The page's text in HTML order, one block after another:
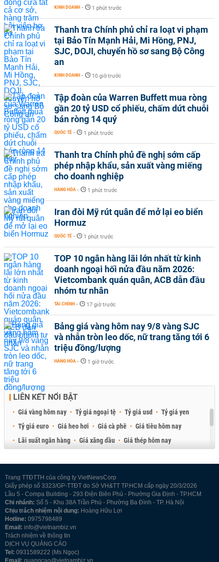
KINH DOANH - 1 phút trước
Thanh tra Chính phủ chỉ ra loạt vi phạm
tại Bảo Tín Mạnh Hải, Mi Hồng, PNJ,
SJC, DOJI, chuyển hồ sơ sang Bộ Công
an
KINH DOANH - 10 giờ trước
Tập đoàn của Warren Buffett mua ròng
gần 20 tỷ USD cổ phiếu, chấm dứt chuỗi
bán ròng 14 quý
QUỐC TẾ - 1 phút trước
Thanh tra Chính phủ đề nghị sớm cấp
phép nhập khẩu, sản xuất vàng miếng
cho doanh nghiệp
HÀNG HÓA - 1 phút trước
Iran đòi Mỹ rút quân để mở lại eo biển
Hormuz
QUỐC TẾ - 1 phút trước
TOP 10 ngân hàng lãi lớn nhất từ kinh
doanh ngoại hối nửa đầu năm 2026:
Vietcombank quán quân, ACB dẫn đầu
nhóm tư nhân
TÀI CHÍNH - 17 giờ trước
Bảng giá vàng hôm nay 9/8 vàng SJC
và nhẫn tròn leo dốc, nữ trang tăng tới 6
triệu đồng/lượng
HÀNG HÓA - 1 giờ trước
LIÊN KẾT NỔI BẬT
Giá vàng hôm nay Tỷ giá ngoại tệ Tỷ giá usd
Tỷ giá yen
Tỷ giá euro
Giá heo hơi Giá cà phê
Giá tiêu hôm nay
Lãi suất ngân hàng
Giá xăng dầu
Giá thép hôm nay
Trang TTĐTTH của công ty VietNewsCorp
Giấy phép số 3323/GP-TTĐT do Sở VH&TT TP.HCM cấp ngày 20/3/2026
Lầu 5 - Compa Building - 293 Điện Biên Phủ - Phường Gia Định - TP.HCM
Chi nhánh: Số 5 - Khu 38A Trần Phú - Phường Ba Đình - TP. Hà Nội
Chịu trách nhiệm nội dung: Hoàng Hữu Lợi
Hotline: 0975798489
Email: info@vietnambiz.vn
Trách nhiệm về thông tin
DỊCH VỤ QUẢNG CÁO
Tel: 0931589222 (Ms Ngọc)